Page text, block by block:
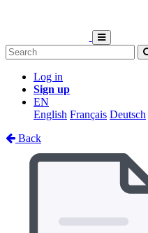
Log in
Sign up
EN
English Français Deutsch
Back